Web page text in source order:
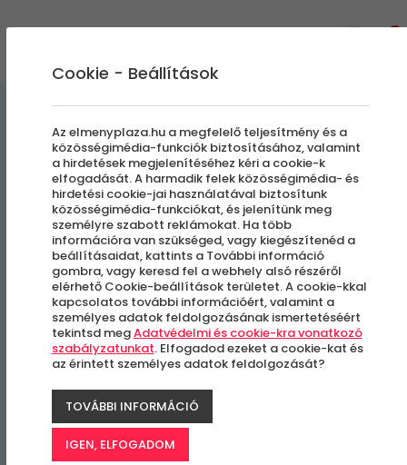
A Katedrális
Budapest, V. kerület
Cookie - Beállítások
Az elmenyplaza.hu a megfelelő teljesítmény és a
közösségimédia-funkciók biztosításához, valamint
a hirdetések megjelenítéséhez kéri a cookie-k
elfogadását. A harmadik felek közösségimédia- és
hirdetési cookie-jai használatával biztosítunk
közösségimédia-funkciókat, és jelenítünk meg
személyre szabott reklámokat. Ha több
információra van szükséged, vagy kiegészítenéd a
beállításaidat, kattints a További információ
gombra, vagy keresd fel a webhely alsó részéről
elérhető Cookie-beállítások területet. A cookie-kkal
kapcsolatos további információért, valamint a
személyes adatok feldolgozásának ismertetéséért
tekintsd megAdatvédelmi és cookie-kra vonatkozó
szabályzatunkat. Elfogadod ezeket a cookie-kat és
az érintett személyes adatok feldolgozását?
TOVÁBBI INFORMÁCIÓ
IGEN, ELFOGADOM